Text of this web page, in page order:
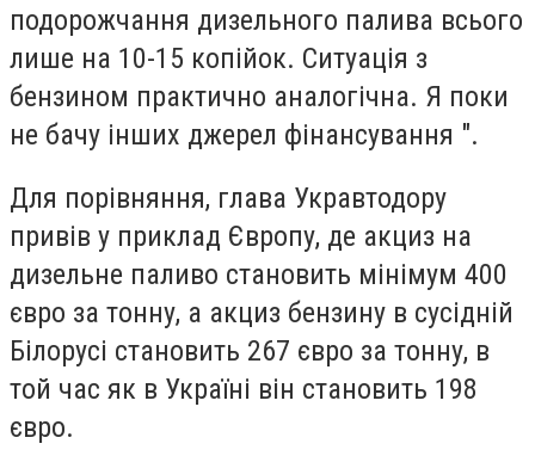
подорожчання дизельного палива всього
лише на 10-15 копійок. Ситуація з
бензином практично аналогічна. Я поки
не бачу інших джерел фінансування ".
Для порівняння, глава Укравтодору
привів у приклад Європу, де акциз на
дизельне паливо становить мінімум 400
євро за тонну, а акциз бензину в сусідній
Білорусі становить 267 євро за тонну, в
той час як в Україні він становить 198
євро.